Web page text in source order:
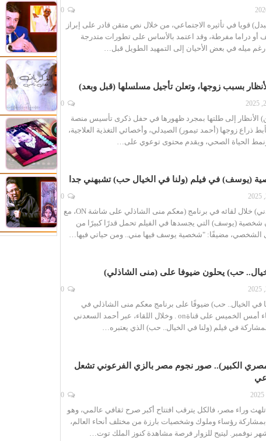
قويا في تأثيره الاجتماعي، من خلال نص متقن قادر على إبراز
أو دراما مفرطة، وقد اعتمد بالأساس على تطورات متدرجة
رغم ميله في بعض الأحيان إلى التمهيد الطويل قبل…
بسبب زوجها، وتعلن تأجيل مسلسلها (قبل وبعد)
الأنظار إلى طلتها بمجرد ظهورها في حفل ذكرى تأسيس منصة
ذراع زوجها (أحمد تيمور) الصيدلي، وأخصائي التغذية العلاجية،
ونمط الحياة الصحي، ويقدم محتوى توعوي على…
(يوسف) في فيلم (ولنا في الخيال حب) تشبهني جدا
كشف الفنان (أحمد السعدني) خلال لقائه في برنامج (معكم منى الشاذلي على شاشة ON، مع
أن شخصية (يوسف) التي يجسدها في الفيلم تحمل قدرًا كبيرًا من
الشخصي، مضيفًا: "شخصية يوسف فيها مني.. ومن حياتي فيها…
حب) يحلون ضيوفا على (منى الشاذلي)
في الخيال.. حب) ضيوفًا على برنامج معكم منى الشاذلي في
الحلقة المقرر إذاعتها مساء أمس الخميس على قناةon . وخلال اللقاء، عبر أحمد السعدني
في فيلم (ولنا في الخيال.. حب) الذي يعتبره…
الكبير).. صور نجوم مصر بالزي الفرعوني تشعل
وراء مصر، فالكل يترقب افتتاح أكبر صرح ثقافي عالمي، وهو
رؤساء وملوك وشخصيات بارزة من مختلف أنحاء العالم،
نوفمبر. ليتيح للزوار فرصة مشاهدة كنوز الملك توت…